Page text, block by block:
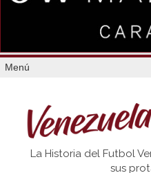
Menú
La Historia del Futbol
sus